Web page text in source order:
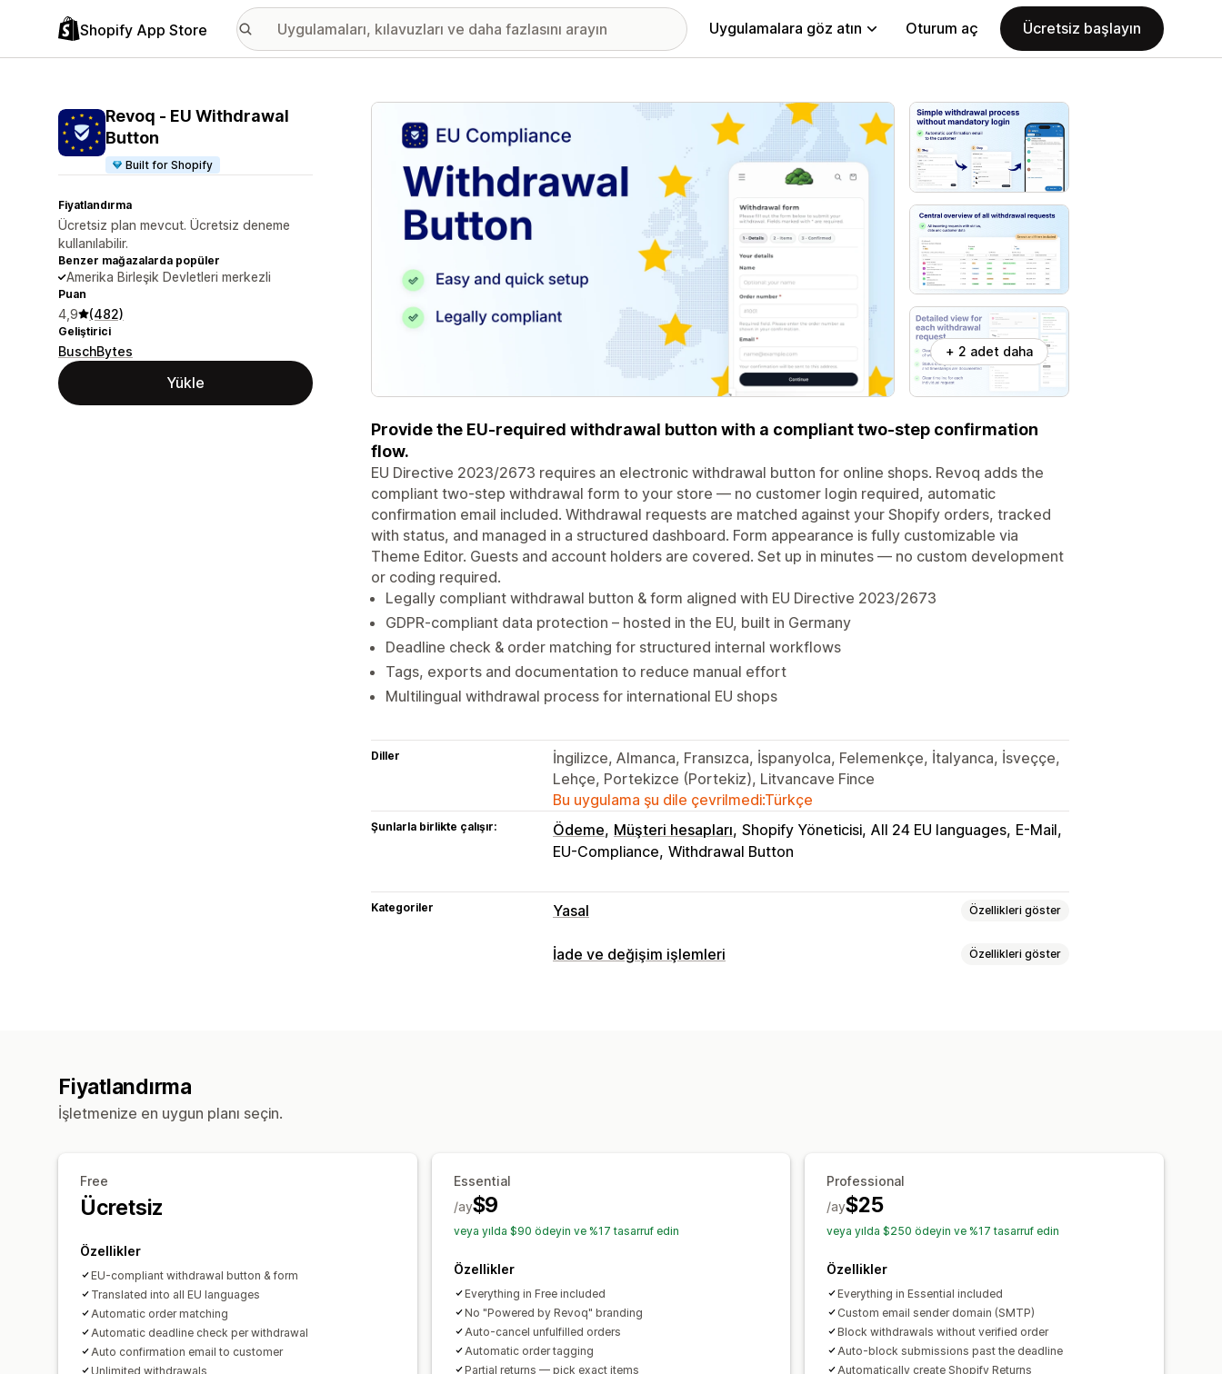
Shopify App Store Uygulamalara göz atın Oturum aç Ücretsiz başlayın
Revoq ‑ EU Withdrawal
Button
Built for Shopify
Fiyatlandırma
Ücretsiz plan mevcut. Ücretsiz deneme
kullanılabilir.
Benzer mağazalarda popüler
Amerika Birleşik Devletleri merkezli
Puan
4,9 (482)
Geliştirici
BuschBytes
Yükle
Öne çıkan görsel galerisi
+ 2 adet daha
Provide the EU-required withdrawal button with a compliant two-step confirmation
flow.
EU Directive 2023/2673 requires an electronic withdrawal button for online shops. Revoq adds the
compliant two-step withdrawal form to your store — no customer login required, automatic
confirmation email included. Withdrawal requests are matched against your Shopify orders, tracked
with status, and managed in a structured dashboard. Form appearance is fully customizable via
Theme Editor. Guests and account holders are covered. Set up in minutes — no custom development
or coding required.
Legally compliant withdrawal button & form aligned with EU Directive 2023/2673
GDPR-compliant data protection – hosted in the EU, built in Germany
Deadline check & order matching for structured internal workflows
Tags, exports and documentation to reduce manual effort
Multilingual withdrawal process for international EU shops
Diller
İngilizce, Almanca, Fransızca, İspanyolca, Felemenkçe, İtalyanca, İsveççe,
Lehçe, Portekizce (Portekiz), Litvancave Fince
Bu uygulama şu dile çevrilmedi:Türkçe
Şunlarla birlikte çalışır: Ödeme Müşteri hesapları Shopify Yöneticisi All 24 EU languages E-Mail
EU-Compliance Withdrawal Button
Kategoriler Yasal Özellikleri göster
Uyumluluk
İade ve değişim işlemleri Özellikleri göster
Fiyatlandırma
İşletmenize en uygun planı seçin.
Free
Ücretsiz
Özellikler
EU-compliant withdrawal button & form
Translated into all EU languages
Automatic order matching
Automatic deadline check per withdrawal
Auto confirmation email to customer
Unlimited withdrawals
Essential
$9
/ay
veya yılda $90 ödeyin ve %17 tasarruf edin
Özellikler
Everything in Free included
No "Powered by Revoq" branding
Auto-cancel unfulfilled orders
Automatic order tagging
Partial returns — pick exact items
Professional
$25
/ay
veya yılda $250 ödeyin ve %17 tasarruf edin
Özellikler
Everything in Essential included
Custom email sender domain (SMTP)
Block withdrawals without verified order
Auto-block submissions past the deadline
Automatically create Shopify Returns